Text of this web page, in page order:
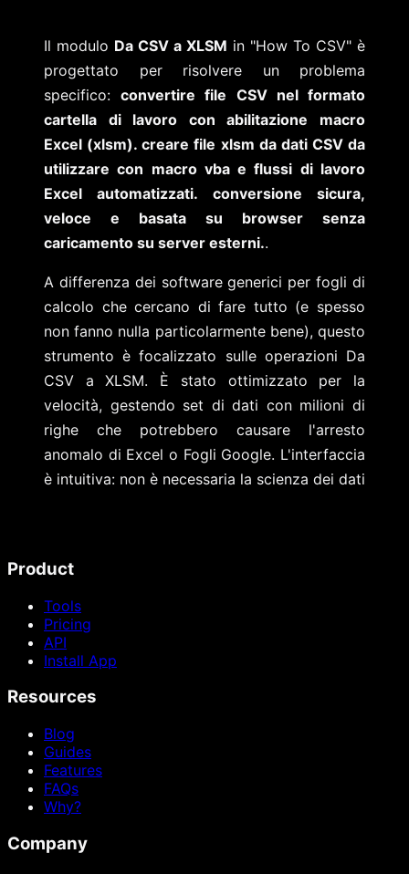
Il modulo Da CSV a XLSM in "How To CSV" è
progettato per risolvere un problema
specifico:convertire file CSV nel formato
cartella di lavoro con abilitazione macro
Excel (xlsm). creare file xlsm da dati CSV da
utilizzare con macro vba e flussi di lavoro
Excel automatizzati. conversione sicura,
veloce e basata su browser senza
caricamento su server esterni..
A differenza dei software generici per fogli di
calcolo che cercano di fare tutto (e spesso
non fanno nulla particolarmente bene), questo
strumento è focalizzato sulle operazioni Da
CSV a XLSM. È stato ottimizzato per la
velocità, gestendo set di dati con milioni di
righe che potrebbero causare l'arresto
anomalo di Excel o Fogli Google. L'interfaccia
è intuitiva: non è necessaria la scienza dei dati
Product
Tools
Pricing
API
Install App
Resources
Blog
Guides
Features
FAQs
Why?
Company